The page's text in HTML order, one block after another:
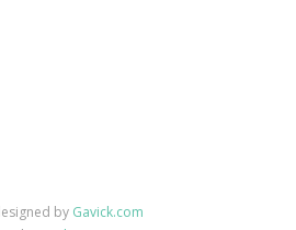
by Gavick.com